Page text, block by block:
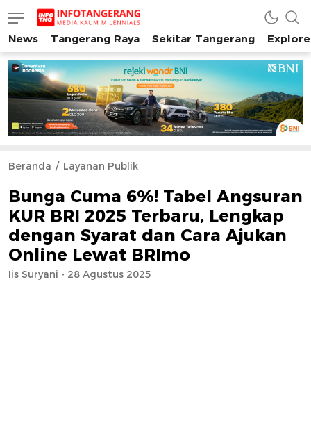
INFO TANGERANG
Media Kaum Millenials Tangerang Raya
News Tangerang Raya Sekitar Tangerang
Beranda Layanan Publik
Bunga Cuma 6%! Tabel Angsuran
KUR BRI 2025 Terbaru, Lengkap
dengan Syarat dan Cara Ajukan
Online Lewat BRImo
Iis Suryani - 28 Agustus 2025